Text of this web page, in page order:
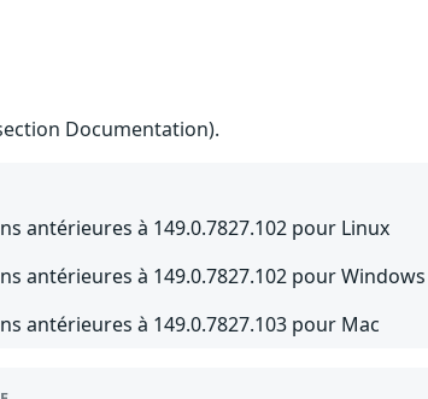
Documentation).
antérieures à 149.0.7827.102 pour Linux
antérieures à 149.0.7827.102 pour Windows
antérieures à 149.0.7827.103 pour Mac